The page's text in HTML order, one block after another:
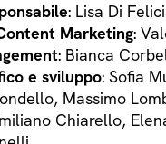
: Lisa Di
Marketing:
: Bianca
e sviluppo: Sofia
Massimo
Chiarello,